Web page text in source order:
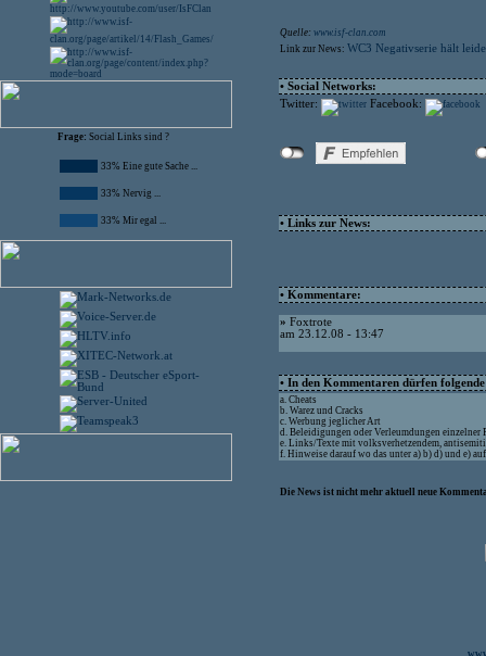
Frage: Social Links sind ?
33% Eine gute Sache ...
33% Nervig ...
33% Mir egal ...
Quelle: www.isf-clan.com
Link zur News: WC3 Negativserie hält
• Social Networks:
Twitter:
Facebook:
• Links zur News:
• Kommentare:
» Foxtrote
am 23.12.08 - 13:47
• In den Kommentaren dürfen
a. Cheats
b. Warez und Cracks
c. Werbung jeglicher Art
d. Beleidigungen oder Verleumdungen einzelner
e. Links/Texte mit volksverhetzendem,
f. Hinweise darauf wo das unter a) b) d) und e)
Die News ist nicht mehr aktuell neue